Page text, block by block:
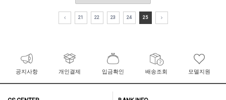
21 22 23 24 25
공지사항 개인결제 입금확인 배송조회 모델지원